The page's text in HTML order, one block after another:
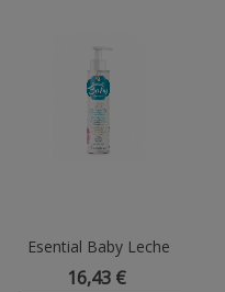
Esential Baby Leche
Corporal BIO - 100ml
16,43 €